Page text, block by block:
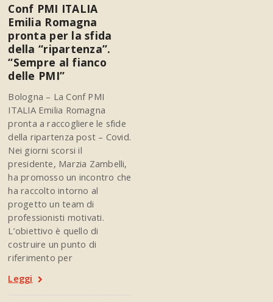
Conf PMI ITALIA
Emilia Romagna
pronta per la sfida
della “ripartenza”.
“Sempre al fianco
delle PMI”
Bologna – La Conf PMI
ITALIA Emilia Romagna
pronta a raccogliere le sfide
della ripartenza post – Covid.
Nei giorni scorsi il
presidente, Marzia Zambelli,
ha promosso un incontro che
ha raccolto intorno al
progetto un team di
professionisti motivati.
L’obiettivo è quello di
costruire un punto di
riferimento per
Leggi